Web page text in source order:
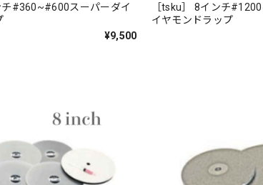
チ#360~#600スーパーダイ
¥9,500
［tsku］ 8インチ
イヤモンドラップ